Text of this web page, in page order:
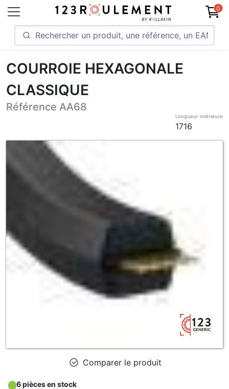
0
COURROIE HEXAGONALE
CLASSIQUE
Référence AA68
Longueur intérieure
1716
Comparer le produit
6 pièces en stock